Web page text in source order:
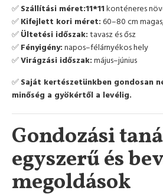
✅ Szállítási méret:11*11konténeres
✅ Kifejlett kori méret: 60–80 cm
✅ Ültetési időszak: tavasz és ősz
✅ Fényigény: napos–félárnyékos hely
✅Virágzási időszak: május–június
✅ Saját kertészetünkben gondosan
minőség a gyökértől a levélig.
Gondozási
egyszerű és
megoldások